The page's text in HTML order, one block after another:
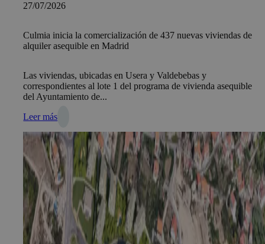
27/07/2026
Culmia inicia la comercialización de 437 nuevas viviendas de
alquiler asequible en Madrid
Las viviendas, ubicadas en Usera y Valdebebas y
correspondientes al lote 1 del programa de vivienda asequible
del Ayuntamiento de...
Leer más